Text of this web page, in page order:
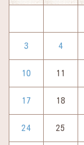
3 4
10 11
17 18
24 25